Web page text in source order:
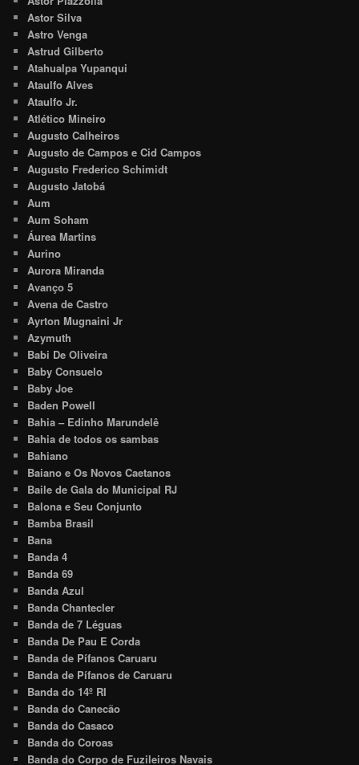
Astor Silva
Astro Venga
Astrud Gilberto
Atahualpa Yupanqui
Ataulfo Alves
Ataulfo Jr.
Atlético Mineiro
Augusto Calheiros
Augusto de Campos e Cid Campos
Augusto Frederico Schimidt
Augusto Jatobá
Aum
Aum Soham
Áurea Martins
Aurino
Aurora Miranda
Avanço 5
Avena de Castro
Ayrton Mugnaini Jr
Azymuth
Babi De Oliveira
Baby Consuelo
Baby Joe
Baden Powell
Bahia – Edinho Marundelê
Bahia de todos os sambas
Bahiano
Baiano e Os Novos Caetanos
Baile de Gala do Municipal RJ
Balona e Seu Conjunto
Bamba Brasil
Bana
Banda 4
Banda 69
Banda Azul
Banda Chantecler
Banda de 7 Léguas
Banda De Pau E Corda
Banda de Pífanos Caruaru
Banda de Pífanos de Caruaru
Banda do 14º RI
Banda do Canecão
Banda do Casaco
Banda do Coroas
Banda do Corpo de Fuzileiros Navais